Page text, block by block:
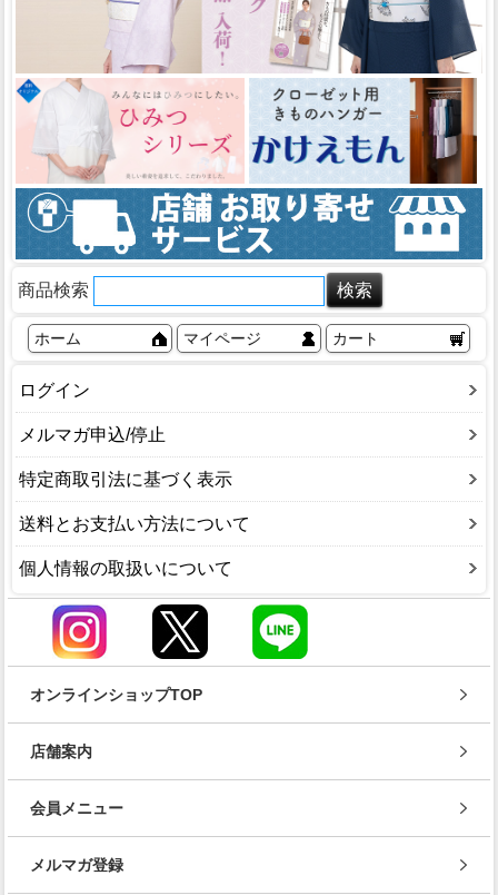
商品検索
ホーム マイページ カート
ログイン
メルマガ申込/停止
特定商取引法に基づく表示
送料とお支払い方法について
個人情報の取扱いについて
オンラインショップTOP
店舗案内
会員メニュー
メルマガ登録